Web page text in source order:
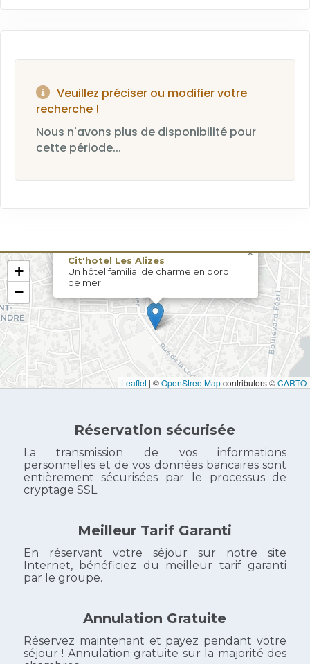
Veuillez préciser ou modifier votre
recherche !
Nous n'avons plus de disponibilité pour
cette période...
Cit'hotel Les Alizes
Un hôtel familial de charme en bord
de mer
×
+
−
Leaflet | ©OpenStreetMapcontributors ©CARTO
Réservation sécurisée
La transmission de vos informations
personnelles et de vos données bancaires sont
entièrement sécurisées par le processus de
cryptage SSL.
Meilleur Tarif Garanti
En réservant votre séjour sur notre site
Internet, bénéficiez du meilleur tarif garanti
par le groupe.
Annulation Gratuite
Réservez maintenant et payez pendant votre
séjour ! Annulation gratuite sur la majorité des